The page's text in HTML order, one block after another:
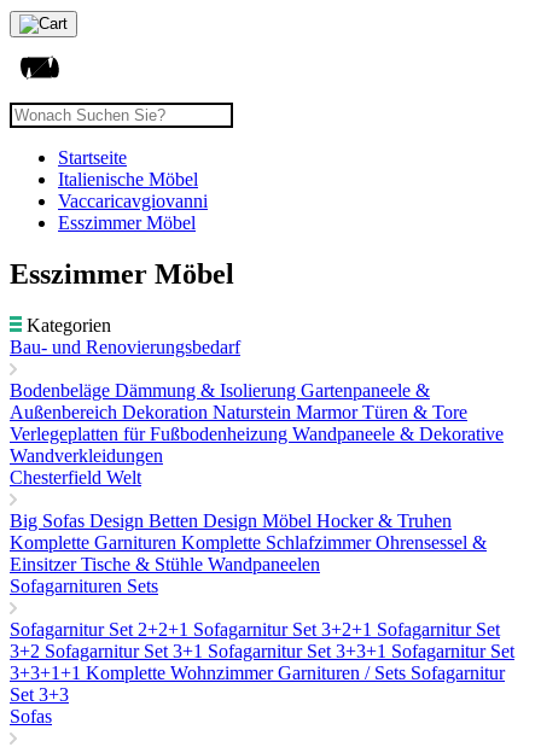
Startseite
Italienische Möbel
Vaccaricavgiovanni
Esszimmer Möbel
Esszimmer Möbel
Kategorien
Bau- und Renovierungsbedarf
Bodenbeläge Dämmung & Isolierung Gartenpaneele &
Außenbereich Dekoration Naturstein MarmorTüren & Tore
Verlegeplatten für Fußbodenheizung Wandpaneele & Dekorative
Wandverkleidungen
Chesterfield Welt
Big Sofas Design Betten Design Möbel Hocker & Truhen
Komplette Garnituren Komplette SchlafzimmerOhrensessel &
EinsitzerTische & Stühle Wandpaneelen
Sofagarnituren Sets
Sofagarnitur Set 2+2+1 Sofagarnitur Set 3+2+1 Sofagarnitur Set
3+2 Sofagarnitur Set 3+1 Sofagarnitur Set 3+3+1 Sofagarnitur Set
3+3+1+1 Komplette Wohnzimmer Garnituren / Sets Sofagarnitur
Set 3+3
Sofas